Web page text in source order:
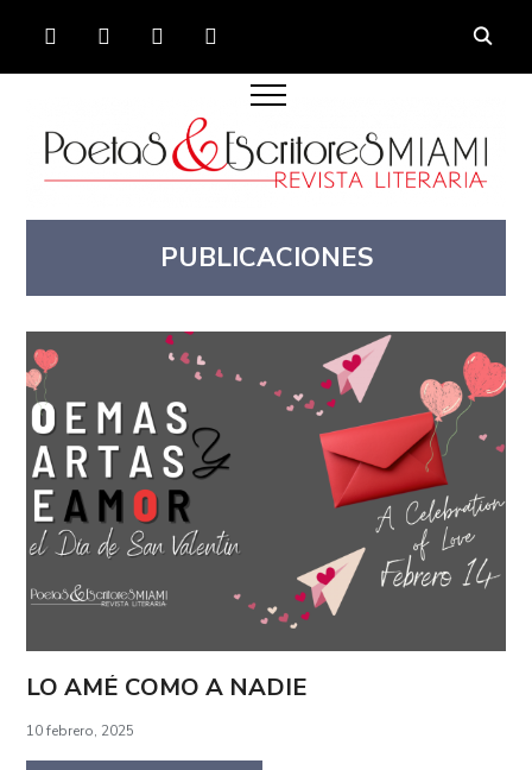
FACEBOOKTWITTERINSTAGRAMYOUTUBE
PUBLICACIONES
LO AMÉ COMO A NADIE
10 febrero, 2025